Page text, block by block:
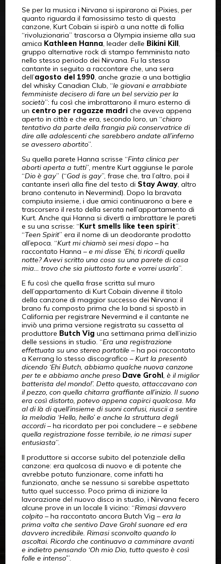
Se per la musica i Nirvana si ispirarono ai Pixies, per
quanto riguarda il famosissimo testo di questa
canzone, Kurt Cobain si ispirò a una notte di follia
“rivoluzionaria” trascorsa a Olympia insieme alla sua
amica Kathleen Hanna , leader delle Bikini Kill,
gruppo alternative rock di stampo femminista nato
nello stesso periodo dei Nirvana. Fu la stessa
cantante in seguito a raccontare che, una sera
dell’agosto del 1990, anche grazie a una bottiglia
del whisky Canadian Club, “le giovani e arrabbiate
femministe decisero di fare un bel servizio per la
società”: fu così che imbrattarono il muro esterno di
un centro per ragazze madriche aveva appena
aperto in città e che era, secondo loro, un “chiaro
tentativo da parte della frangia più conservatrice di
dire alle adolescenti che sarebbero andate all’inferno
se avessero abortito”.
Su quella parete Hanna scrisse “Finta clinica per
aborti aperta a tutti”, mentre Kurt aggiunse le parole
“Dio è gay” (“God is gay”, frase che, tra l’altro, poi il
cantante inserì alla fine del testo di Stay Away, altro
brano contenuto in Nevermind). Dopo la bravata
compiuta insieme, i due amici continuarono a bere e
trascorsero il resto della serata nell’appartamento di
Kurt. Anche qui Hanna si divertì a imbrattare le pareti
e su una scrisse: “Kurt smells like teen spirit”.
“Teen Spirit” era il nome di un deodorante prodotto
all’epoca. “Kurt mi chiamò sei mesi dopo– ha
raccontato Hanna –e mi disse ‘Ehi, ti ricordi quella
notte? Avevi scritto una cosa su una parete di casa
mia… trovo che sia piuttosto forte e vorrei usarla”.
E fu così che quella frase scritta sul muro
dell’appartamento di Kurt Cobain divenne il titolo
della canzone di maggior successo dei Nirvana: il
brano fu composto prima che la band si spostò in
California per registrare Nevermind e il cantante ne
inviò una prima versione registrata su cassetta al
produttore Butch Vig una settimana prima dell’inizio
delle sessions in studio. “Era una registrazione
effettuata su uno stereo portatile– ha poi raccontato
a Kerrang lo stesso discografico – Kurt la presentò
dicendo ‘Ehi Butch, abbiamo qualche nuova canzone
per te e abbiamo anche preso Dave Grohl, è il miglior
batterista del mondo!’. Detto questo, attaccavano con
il pezzo, con quella chitarra graffiante all’inizio. Il suono
era così distorto, potevo appena capirci qualcosa. Ma
al di là di quell’insieme di suoni confusi, riuscii a sentire
la melodia ‘Hello, hello’ e anche la struttura degli
accordi– ha ricordato per poi concludere –e sebbene
quella registrazione fosse terribile, io ne rimasi super
entusiasta”.
Il produttore si accorse subito del potenziale della
canzone: era qualcosa di nuovo e di potente che
avrebbe potuto funzionare, come infatti ha
funzionato, anche se nessuno si sarebbe aspettato
tutto quel successo. Poco prima di iniziare la
lavorazione del nuovo disco in studio, i Nirvana fecero
alcune prove in un locale lì vicino: “Rimasi davvero
colpito– ha raccontato ancora Butch Vig –era la
prima volta che sentivo Dave Grohl suonare ed era
davvero incredibile. Rimasi sconvolto quando lo
ascoltai. Ricordo che continuavo a camminare avanti
e indietro pensando ‘Oh mio Dio, tutto questo è così
folle e intenso’”.